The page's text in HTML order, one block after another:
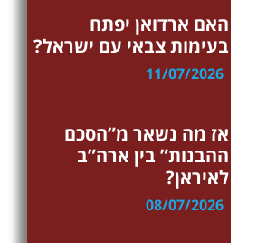
האם ארדואן יפתח
בעימות צבאי עם ישראל?
11/07/2026
אז מה נשאר מ”הסכם
ההבנות” בין ארה”ב
לאיראן?
08/07/2026